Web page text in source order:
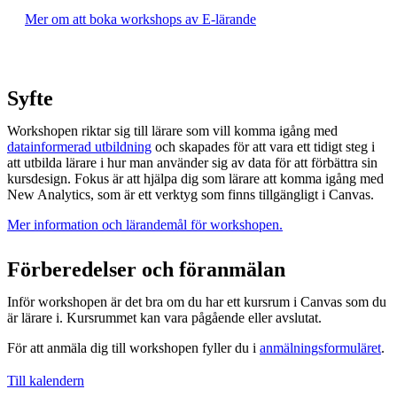
Mer om att boka workshops av E-lärande
Syfte
Workshopen riktar sig till lärare som vill komma igång med
datainformerad utbildning och skapades för att vara ett tidigt steg i
att utbilda lärare i hur man använder sig av data för att förbättra sin
kursdesign. Fokus är att hjälpa dig som lärare att komma igång med
New Analytics, som är ett verktyg som finns tillgängligt i Canvas.
Mer information och lärandemål för workshopen.
Förberedelser och föranmälan
Inför workshopen är det bra om du har ett kursrum i Canvas som du
är lärare i. Kursrummet kan vara pågående eller avslutat.
För att anmäla dig till workshopen fyller du i anmälningsformuläret.
Till kalendern